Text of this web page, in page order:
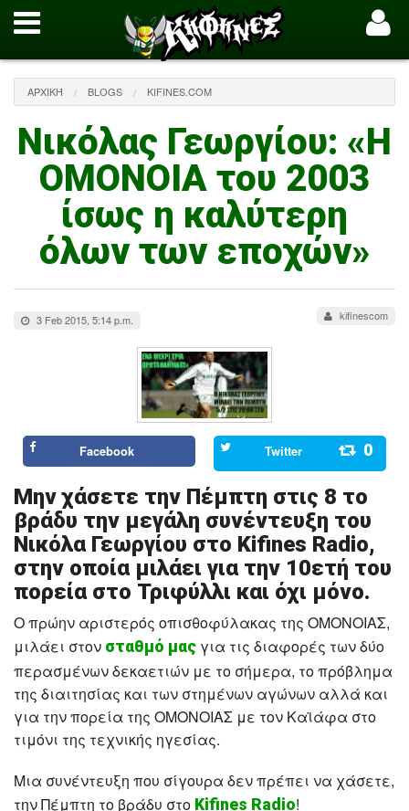
ΑΡΧΙΚΉ BLOGS KIFINES.COM
Νικόλας Γεωργίου: «Η
ΟΜΟΝΟΙΑ του 2003
ίσως η καλύτερη
όλων των εποχών»
3 Feb 2015, 5:14 p.m. kifinescom
Facebook Twitter 0
Μην χάσετε την Πέμπτη στις 8 το
βράδυ την μεγάλη συνέντευξη του
Νικόλα Γεωργίου στο Kifines Radio,
στην οποία μιλάει για την 10ετή του
πορεία στο Τριφύλλι και όχι μόνο.
Ο πρώην αριστερός οπισθοφύλακας της ΟΜΟΝΟΙΑΣ,
μιλάει στον σταθμό μας για τις διαφορές των δύο
περασμένων δεκαετιών με το σήμερα, το πρόβλημα
της διαιτησίας και των στημένων αγώνων αλλά και
για την πορεία της ΟΜΟΝΟΙΑΣ με τον Καϊάφα στο
τιμόνι της τεχνικής ηγεσίας.
Μια συνέντευξη που σίγουρα δεν πρέπει να χάσετε,
την Πέμπτη το βράδυ στο Kifines Radio!